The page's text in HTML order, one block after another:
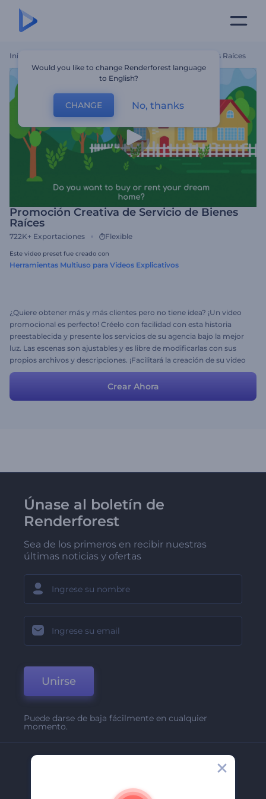
Inicio Promoción Creativa De Servicio De Bienes Raíces
Promoción Creativa de Servicio de Bienes
Raíces
722K+ Exportaciones Flexible
Este video preset fue creado con
Herramientas Multiuso para Videos Explicativos
¿Quiere obtener más y más clientes pero no tiene idea? ¡Un video
promocional es perfecto! Créelo con facilidad con esta historia
preestablecida y presente los servicios de su agencia bajo la mejor
luz. Las escenas son ajustables y es libre de modificarlas con sus
propios archivos y descripciones. ¡Facilitará la creación de su video
y continuará el proceso con placer!
Crear Ahora
Únase al boletín de
Renderforest
Sea de los primeros en recibir nuestras
últimas noticias y ofertas
Unirse
Puede darse de baja fácilmente en cualquier
momento.
Would you like to change Renderforest language
to English?
CHANGE No, thanks